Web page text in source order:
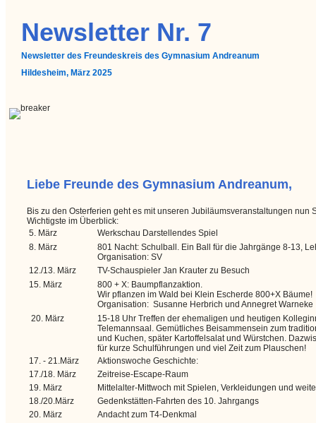
Newsletter Nr. 7
Newsletter des Freundeskreis des Gymnasium Andreanum
Hildesheim, März 2025
Liebe Freunde des Gymnasium Andreanum,
Bis zu den Osterferien geht es mit unseren Jubiläumsveranstaltungen nun
Wichtigste im Überblick:
5. März
Werkschau Darstellendes Spiel
8. März
801 Nacht: Schulball. Ein Ball für die Jahrgänge 8-13,
Organisation: SV
12./13. März
TV-Schauspieler Jan Krauter zu Besuch
15. März
800 + X: Baumpflanzaktion.
Wir pflanzen im Wald bei Klein Escherde 800+X Bäume!
Organisation: Susanne Herbrich und Annegret Warneke
20. März
15-18 Uhr Treffen der ehemaligen und heutigen
Telemannsaal. Gemütliches Beisammensein zum
und Kuchen, später Kartoffelsalat und Würstchen.
für kurze Schulführungen und viel Zeit zum Plauschen!
17. - 21.März
Aktionswoche Geschichte:
17./18. März
Zeitreise-Escape-Raum
19. März
Mittelalter-Mittwoch mit Spielen, Verkleidungen und
18./20.März
Gedenkstätten-Fahrten des 10. Jahrgangs
20. März
Andacht zum T4-Denkmal